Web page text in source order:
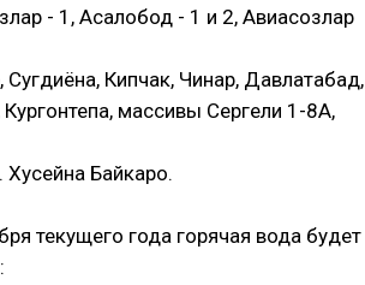
- 1, Асалобод - 1 и 2, Авиасозлар
Кипчак, Чинар, Давлатабад,
массивы Сергели 1-8А,
Байкаро.
текущего года горячая вода будет